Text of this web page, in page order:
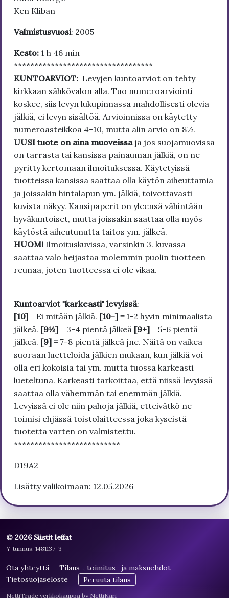
Ken Kliban
Valmistusvuosi: 2005
Kesto: 1 h 46 min
**********************************
KUNTOARVIOT: Levyjen kuntoarviot on tehty
kirkkaan sähkövalon alla. Tuo numeroarviointi
koskee, siis levyn lukupinnassa mahdollisesti olevia
jälkiä, ei levyn sisältöä. Arvioinnissa on käytetty
numeroasteikkoa 4-10, mutta alin arvio on 8½.
UUSI tuote on aina muoveissa ja jos suojamuovissa
on tarrasta tai kansissa painauman jälkiä, on ne
pyritty kertomaan ilmoituksessa. Käytetyissä
tuotteissa kansissa saattaa olla käytön aiheuttamia
ja joissakin hintalapun ym. jälkiä, toivottavasti
kuvista näkyy. Kansipaperit on yleensä vähintään
hyväkuntoiset, mutta joissakin saattaa olla myös
käytöstä aiheutunutta taitos ym. jälkeä.
HUOM! Ilmoituskuvissa, varsinkin 3. kuvassa
saattaa valo heijastaa molemmin puolin tuotteen
reunaa, joten tuotteessa ei ole vikaa.
Kuntoarviot "karkeasti" levyissä:
[10] = Ei mitään jälkiä. [10-] = 1-2 hyvin minimaalista
jälkeä. [9½] = 3-4 pientä jälkeä [9+] = 5-6 pientä
jälkeä. [9] = 7-8 pientä jälkeä jne. Näitä on vaikea
suoraan luetteloida jälkien mukaan, kun jälkiä voi
olla eri kokoisia tai ym. mutta tuossa karkeasti
lueteltuna. Karkeasti tarkoittaa, että niissä levyissä
saattaa olla vähemmän tai enemmän jälkiä.
Levyissä ei ole niin pahoja jälkiä, etteivätkö ne
toimisi ehjässä toistolaitteessa joka kyseistä
tuotetta varten on valmistettu.
**************************
D19A2
Lisätty valikoimaan: 12.05.2026
© 2026 Siistit leffat
Y-tunnus: 1481137-3
Ota yhteyttä
Tilaus-, toimitus- ja maksuehdot
Tietosuojaseloste
Peruuta tilaus
NettiTrade verkkokauppa by NettiKari